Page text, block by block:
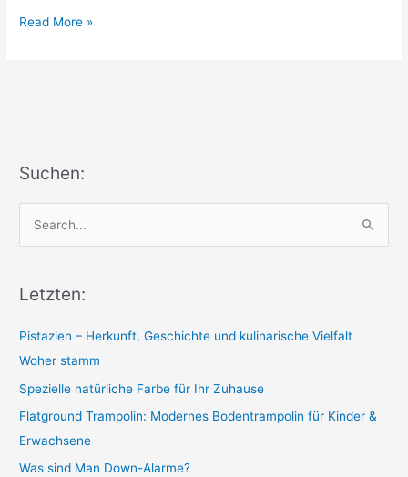
Der
Read More »
Suchen:
r
h
f
o
r
:
Letzten:
Pistazien – Herkunft, Geschichte und kulinarische Vielfalt
Woher stamm
Spezielle natürliche Farbe für Ihr Zuhause
Flatground Trampolin: Modernes Bodentrampolin für Kinder &
Erwachsene
Was sind Man Down-Alarme?